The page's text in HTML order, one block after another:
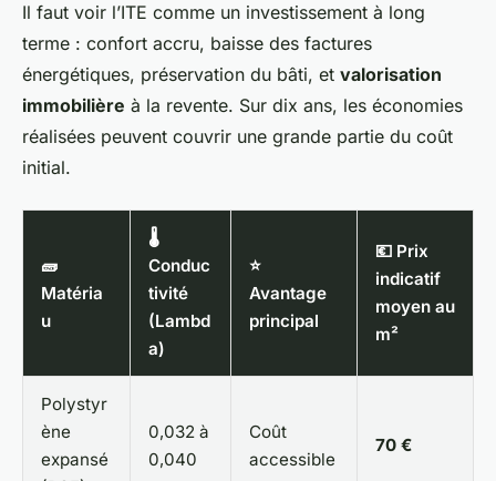
Il faut voir l’ITE comme un investissement à long
terme : confort accru, baisse des factures
énergétiques, préservation du bâti, et valorisation
immobilière à la revente. Sur dix ans, les économies
réalisées peuvent couvrir une grande partie du coût
initial.
🧱
Matéria
u
🌡️
Conduc
tivité
(Lambd
a)
⭐
Avantage
principal
💶 Prix
indicatif
moyen au
m²
Polystyr
ène
expansé
0,032 à
0,040
Coût
accessible
70 €